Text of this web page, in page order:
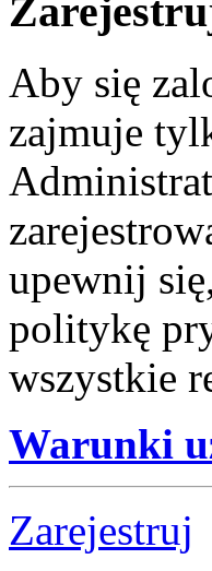
Aby się
zajmuje
upewnij
politykę
wszystkie
Warunki
Zarejestruj